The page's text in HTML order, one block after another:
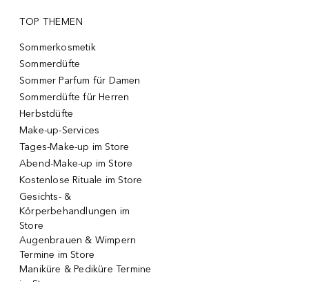
TOP THEMEN
Sommerkosmetik
Sommerdüfte
Sommer Parfum für Damen
Sommerdüfte für Herren
Herbstdüfte
Make-up-Services
Tages-Make-up im Store
Abend-Make-up im Store
Kostenlose Rituale im Store
Gesichts- &
Körperbehandlungen im
Store
Augenbrauen & Wimpern
Termine im Store
Maniküre & Pediküre Termine